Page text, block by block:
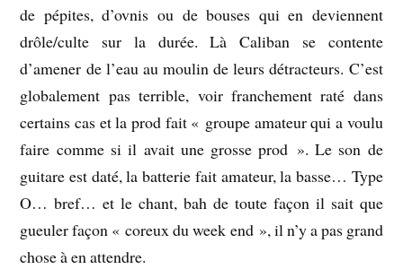
de pépites, d’ovnis ou de bouses qui en deviennent
drôle/culte sur la durée. Là Caliban se contente
d’amener de l’eau au moulin de leurs détracteurs. C’est
globalement pas terrible, voir franchement raté dans
certains cas et la prod fait « groupe amateur qui a voulu
faire comme si il avait une grosse prod ». Le son de
guitare est daté, la batterie fait amateur, la basse… Type
O… bref… et le chant, bah de toute façon il sait que
gueuler façon « coreux du week end », il n’y a pas grand
chose à en attendre.